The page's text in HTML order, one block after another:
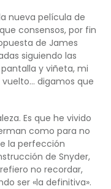
nueva película de
consensos, por fin
de James
siguiendo las
y viñeta, mi
digamos que
Es que he vivido
como para no
la perfección
de Snyder,
no recordar,
ser «la definitiva».